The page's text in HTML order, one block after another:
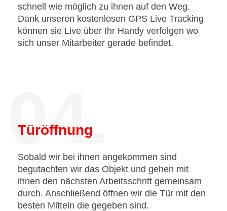
schnell wie möglich zu ihnen auf den Weg.
Dank unseren kostenlosen GPS Live Tracking
können sie Live über Ihr Handy verfolgen wo
sich unser Mitarbeiter gerade befindet.
04.
Türöffnung
Sobald wir bei ihnen angekommen sind
begutachten wir das Objekt und gehen mit
ihnen den nächsten Arbeitsschritt gemeinsam
durch. Anschließend öffnen wir die Tür mit den
besten Mitteln die gegeben sind.